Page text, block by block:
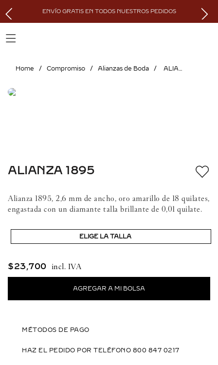
ENVÍO GRATIS EN TODOS NUESTROS PEDIDOS
Compromiso Alianzas de Boda ALIANZA 1895
ALIANZA 1895
Alianza 1895, 2,6 mm de ancho, oro amarillo de 18 quilates,
engastada con un diamante talla brillante de 0,01 quilate.
ELIGE LA TALLA
$23,700
MÉTODOS DE PAGO
HAZ EL PEDIDO POR TELÉFONO 800 847 0217